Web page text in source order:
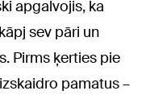
apgalvojis, ka
sev pāri un
Pirms ķerties pie
pamatus –